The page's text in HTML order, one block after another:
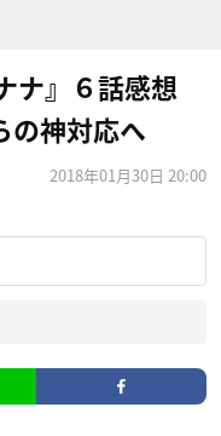
ナ』６話感想
の神対応へ
2018年01月30日 20:00